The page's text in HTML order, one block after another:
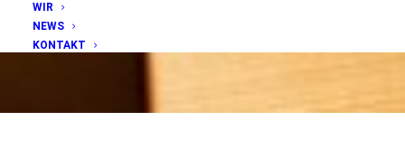
WIR
NEWS
KONTAKT